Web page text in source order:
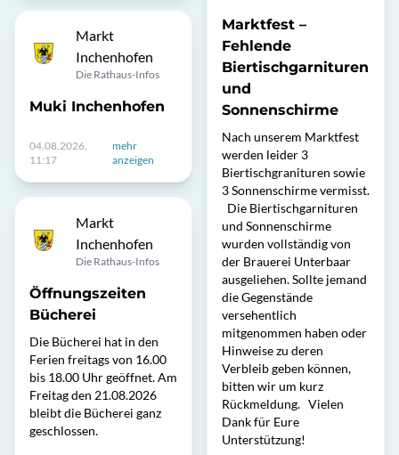
Markt
Inchenhofen
Die Rathaus-Infos
Muki Inchenhofen
04.08.2026,
11:17
mehr
anzeigen
Markt
Inchenhofen
Die Rathaus-Infos
Öffnungszeiten
Bücherei
Die Bücherei hat in den
Ferien freitags von 16.00
bis 18.00 Uhr geöffnet. Am
Freitag den 21.08.2026
bleibt die Bücherei ganz
geschlossen.
Marktfest –
Fehlende
Biertischgarnituren
und
Sonnenschirme
Nach unserem Marktfest
werden leider 3
Biertischgranituren sowie
3 Sonnenschirme vermisst.
Die Biertischgarnituren
und Sonnenschirme
wurden vollständig von
der Brauerei Unterbaar
ausgeliehen. Sollte jemand
die Gegenstände
versehentlich
mitgenommen haben oder
Hinweise zu deren
Verbleib geben können,
bitten wir um kurz
Rückmeldung. Vielen
Dank für Eure
Unterstützung!